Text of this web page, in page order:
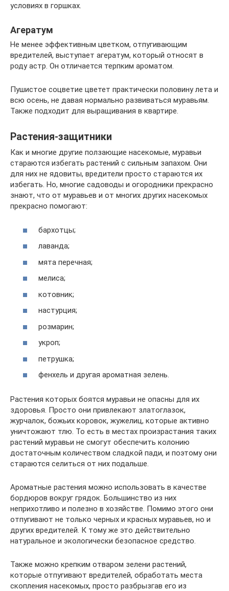
условиях в горшках.
Агератум
Не менее эффективным цветком, отпугивающим
вредителей, выступает агератум, который относят в
роду астр. Он отличается терпким ароматом.
Пушистое соцветие цветет практически половину лета и
всю осень, не давая нормально развиваться муравьям.
Также подходит для выращивания в квартире.
Растения-защитники
Как и многие другие ползающие насекомые, муравьи
стараются избегать растений с сильным запахом. Они
для них не ядовиты, вредители просто стараются их
избегать. Но, многие садоводы и огородники прекрасно
знают, что от муравьев и от многих других насекомых
прекрасно помогают:
бархотцы;
лаванда;
мята перечная;
мелиса;
котовник;
настурция;
розмарин;
укроп;
петрушка;
фенхель и другая ароматная зелень.
Растения которых боятся муравьи не опасны для их
здоровья. Просто они привлекают златоглазок,
журчалок, божьих коровок, жужелиц, которые активно
уничтожают тлю. То есть в местах произрастания таких
растений муравьи не смогут обеспечить колонию
достаточным количеством сладкой пади, и поэтому они
стараются селиться от них подальше.
Ароматные растения можно использовать в качестве
бордюров вокруг грядок. Большинство из них
неприхотливо и полезно в хозяйстве. Помимо этого они
отпугивают не только черных и красных муравьев, но и
других вредителей. К тому же это действительно
натуральное и экологически безопасное средство.
Также можно крепким отваром зелени растений,
которые отпугивают вредителей, обработать места
скопления насекомых, просто разбрызгав его из